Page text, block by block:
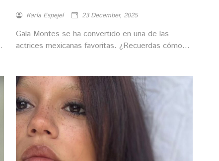
Karla Espejel 23 December, 2025
Gala Montes se ha convertido en una de las
actrices mexicanas favoritas. ¿Recuerdas cómo